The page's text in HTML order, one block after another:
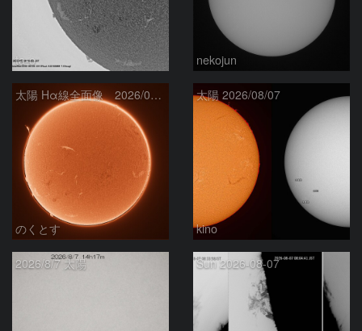
ta-o nekojun
太陽 Hα線全面像 2026/08/08
のくとす
太陽 2026/08/07
kino
2026/8/7 太陽 Sun 2026-08-07